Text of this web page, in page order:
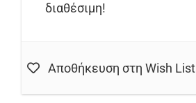
διαθέσιμη!
Αποθήκευση στη Wish List